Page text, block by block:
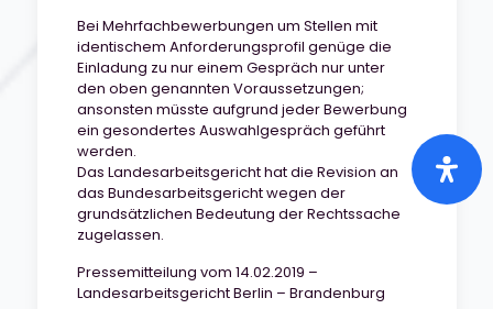
Bei Mehrfachbewerbungen um Stellen mit
identischem Anforderungsprofil genüge die
Einladung zu nur einem Gespräch nur unter
den oben genannten Voraussetzungen;
ansonsten müsste aufgrund jeder Bewerbung
ein gesondertes Auswahlgespräch geführt
werden.
Das Landesarbeitsgericht hat die Revision an
das Bundesarbeitsgericht wegen der
grundsätzlichen Bedeutung der Rechtssache
zugelassen.
Pressemitteilung vom 14.02.2019 –
Landesarbeitsgericht Berlin – Brandenburg